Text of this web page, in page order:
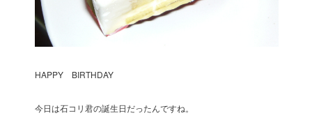
HAPPY BIRTHDAY
今日は石コリ君の誕生日だったんですね。